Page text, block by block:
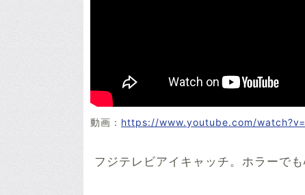
動画： https://www.youtube.com/
フジテレビアイキャッチ。ホラーで